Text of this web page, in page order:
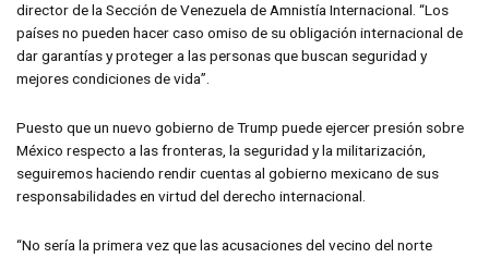
director de la Sección de Venezuela de Amnistía Internacional. “Los
países no pueden hacer caso omiso de su obligación internacional de
dar garantías y proteger a las personas que buscan seguridad y
mejores condiciones de vida”.
Puesto que un nuevo gobierno de Trump puede ejercer presión sobre
México respecto a las fronteras, la seguridad y la militarización,
seguiremos haciendo rendir cuentas al gobierno mexicano de sus
responsabilidades en virtud del derecho internacional.
“No sería la primera vez que las acusaciones del vecino del norte